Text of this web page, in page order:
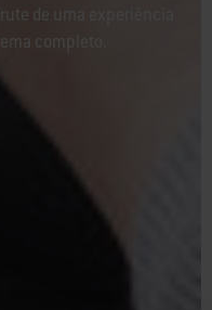
de uma experiência
completo.